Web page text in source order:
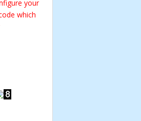
your
which